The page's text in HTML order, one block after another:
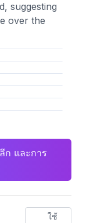
suggesting
over the
ก และการ
ใช้